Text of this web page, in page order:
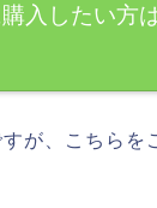
入したい方
が、こちらを